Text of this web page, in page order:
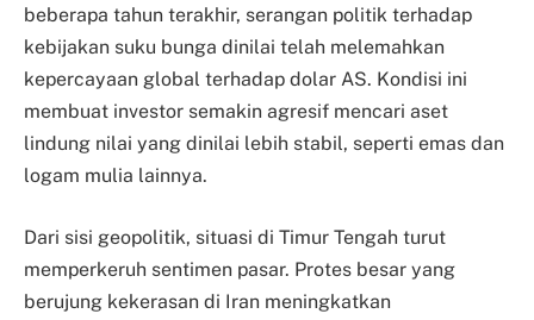
beberapa tahun terakhir, serangan politik terhadap
kebijakan suku bunga dinilai telah melemahkan
kepercayaan global terhadap dolar AS. Kondisi ini
membuat investor semakin agresif mencari aset
lindung nilai yang dinilai lebih stabil, seperti emas dan
logam mulia lainnya.
Dari sisi geopolitik, situasi di Timur Tengah turut
memperkeruh sentimen pasar. Protes besar yang
berujung kekerasan di Iran meningkatkan